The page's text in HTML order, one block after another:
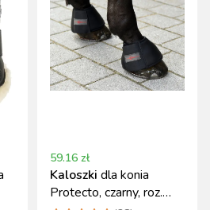
59.16 zł
Kaloszki dla konia
Protecto, czarny, roz.